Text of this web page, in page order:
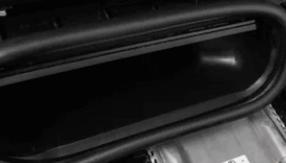
PARTIDAS EM RAMPAS
vem equipado com assistente de
que evita que o veículo recue em
de estabilidade, que garante ainda
curvas e manobras com carga.
TOP 3 EM
CLASSE
Sinônimo
Fiat
e oferece
operação]